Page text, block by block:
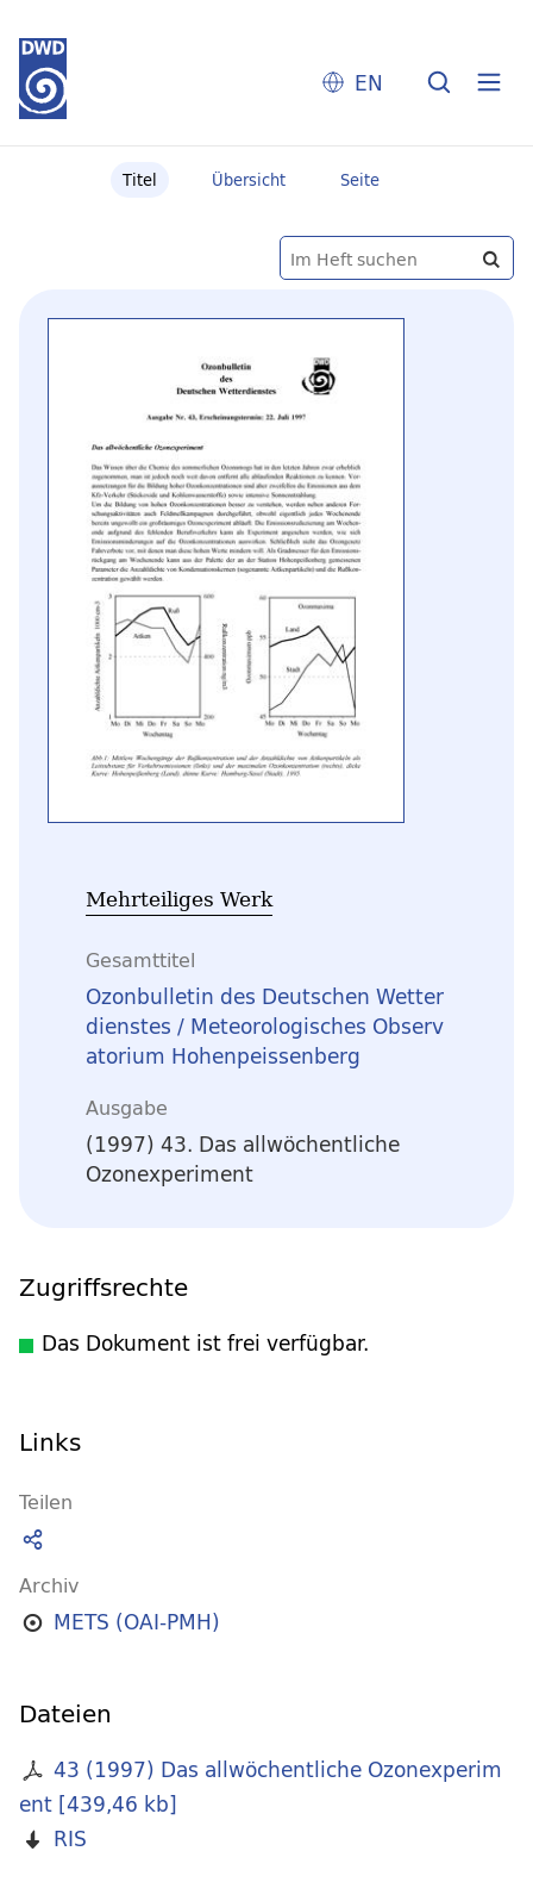
EN
Titel Übersicht Seite
Mehrteiliges Werk
Gesamttitel
Ozonbulletin des Deutschen Wetter
dienstes / Meteorologisches Observ
atorium Hohenpeissenberg
Ausgabe
(1997) 43. Das allwöchentliche
Ozonexperiment
Zugriffsrechte
Das Dokument ist frei verfügbar.
Links
Teilen
Archiv
METS (OAI-PMH)
Dateien
43 (1997) Das allwöchentliche Ozonexperim
ent [439,46 kb]
RIS